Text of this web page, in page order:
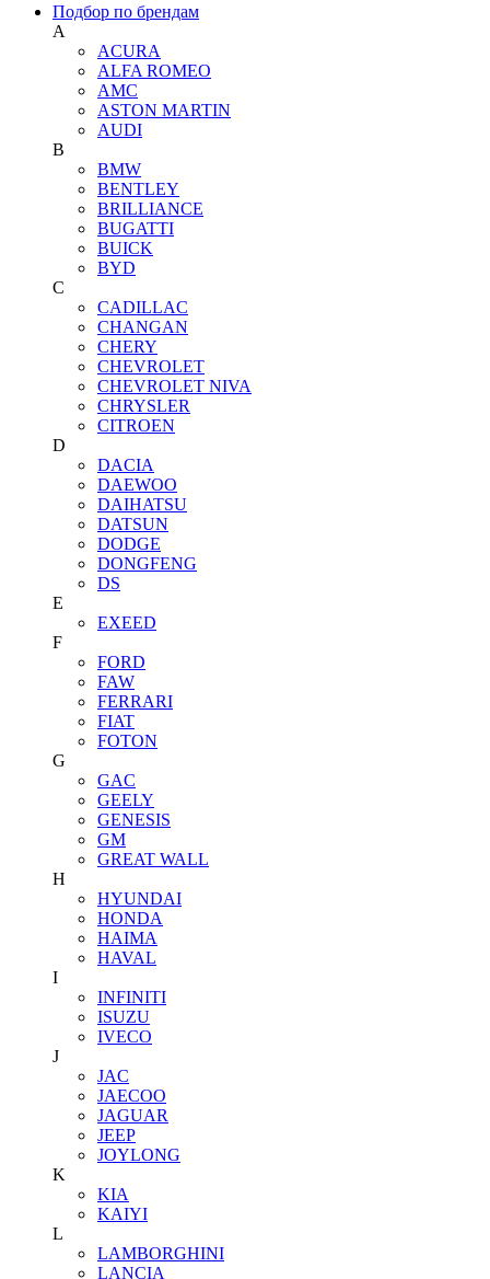
Подбор по брендам
A
ACURA
ALFA ROMEO
AMC
ASTON MARTIN
AUDI
B
BMW
BENTLEY
BRILLIANCE
BUGATTI
BUICK
BYD
C
CADILLAC
CHANGAN
CHERY
CHEVROLET
CHEVROLET NIVA
CHRYSLER
CITROEN
D
DACIA
DAEWOO
DAIHATSU
DATSUN
DODGE
DONGFENG
DS
E
EXEED
F
FORD
FAW
FERRARI
FIAT
FOTON
G
GAC
GEELY
GENESIS
GM
GREAT WALL
H
HYUNDAI
HONDA
HAIMA
HAVAL
I
INFINITI
ISUZU
IVECO
J
JAC
JAECOO
JAGUAR
JEEP
JOYLONG
K
KIA
KAIYI
L
LAMBORGHINI
LANCIA